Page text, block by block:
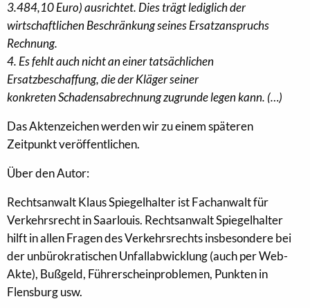
3.484,10 Euro) ausrichtet. Dies trägt lediglich der
wirtschaftlichen Beschränkung seines Ersatzanspruchs
Rechnung.
4. Es fehlt auch nicht an einer tatsächlichen
Ersatzbeschaffung, die der Kläger seiner
konkreten Schadensabrechnung zugrunde legen kann. (…)
Das Aktenzeichen werden wir zu einem späteren
Zeitpunkt veröffentlichen.
Über den Autor:
Rechtsanwalt Klaus Spiegelhalter ist Fachanwalt für
Verkehrsrecht in Saarlouis. Rechtsanwalt Spiegelhalter
hilft in allen Fragen des Verkehrsrechts insbesondere bei
der unbürokratischen Unfallabwicklung (auch per Web-
Akte), Bußgeld, Führerscheinproblemen, Punkten in
Flensburg usw.